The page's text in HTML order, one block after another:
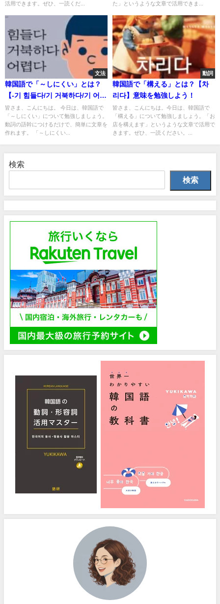
活用できます。ぜひ、一読くだ...
た」というような文章で活用できま...
文法
韓国語で「～しにくい」とは？
【-기 힘들다/기 거북하다/기 어렵
다】活用方法を学ぶ！
皆さま、こんにちは。 今日は、韓国語で
「～しにくい」について勉強しましょう。
動詞の語幹につけるだけで、簡単に文章を
作れます。 「～しにくい...
動詞
韓国語で「構える」とは？【차
리다】意味を勉強しよう！
皆さま、こんにちは。今日は、韓国語で
「構える」について勉強しましょう。「お
店を構えます」というような文章で活用で
きます。ぜひ、一読ください。...
検索
検索